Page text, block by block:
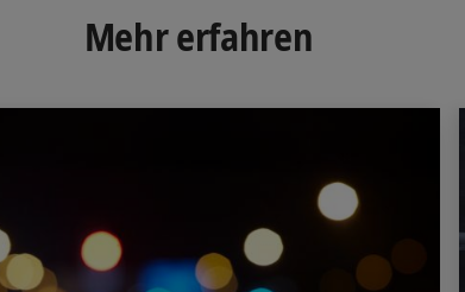
I
o
Mehr erfahren